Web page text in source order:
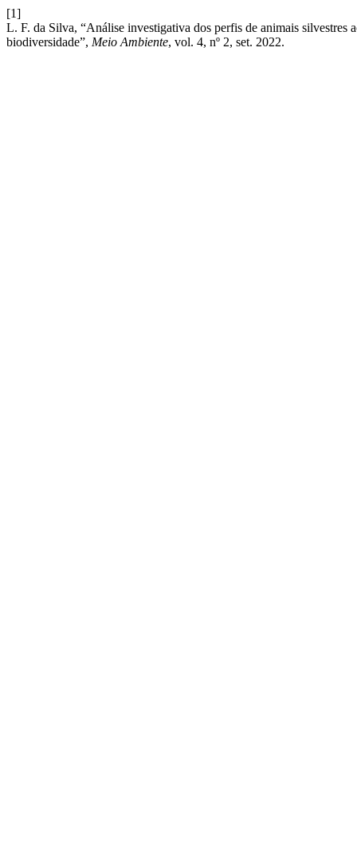
[1]
L. F. da Silva, “Análise investigativa dos perfis de animais silvestres
biodiversidade”, Meio Ambiente, vol. 4, nº 2, set. 2022.